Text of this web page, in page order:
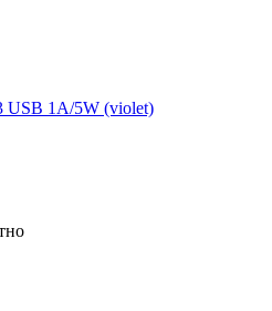
USB 1A/5W (violet)